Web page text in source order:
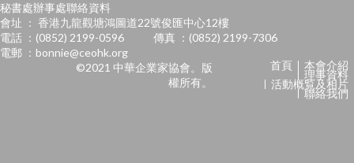
秘書處辦事處聯絡資料
會址 ： 香港九龍觀塘鴻圖道22號俊匯中心12樓
電話 ：(0852) 2199-0596
傳真 ：(0852) 2199-7306
電郵 ： bonnie@ceohk.org
首頁
本會介紹
理事資料
活動概覧及相片
聯絡我們
©2021 中華企業家協會。版
權所有。